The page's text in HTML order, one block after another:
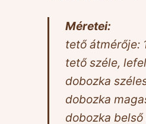
Méretei:
tető átmérője:
tető széle,
dobozka
dobozka
dobozka